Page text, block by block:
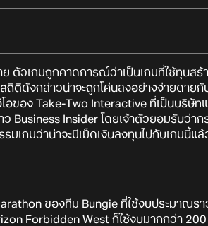
ย ตัวเกมถูกคาดการณ์ว่าเป็นเกมที่ใช้ทุน
ถิติดังกล่าวน่าจะถูกโค่นลงอย่างง่ายดายกั
อของ Take-Two Interactive ที่เป็นบริษั
Business Insider โดยเจ้าตัวยอมรับว่า
รมเกมว่าน่าจะมีเม็ดเงินลงทุนไปกับเกมนี้
ของทีม Bungie ที่ใช้งบประมาณ
Forbidden West ก็ใช้งบมากกว่า